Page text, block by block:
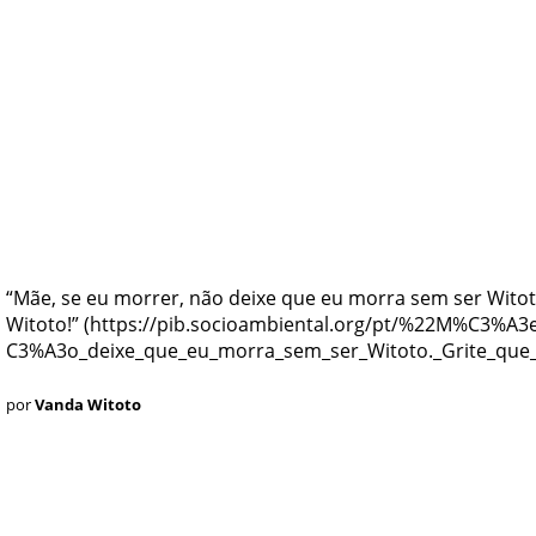
“Mãe, se eu morrer, não deixe que eu morra sem ser
Witoto!”
porVanda Witoto